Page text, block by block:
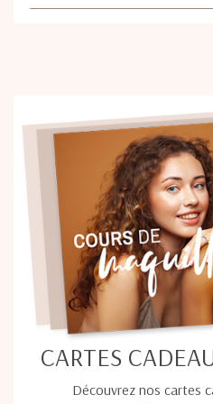
CARTES
Découvrez nos cartes